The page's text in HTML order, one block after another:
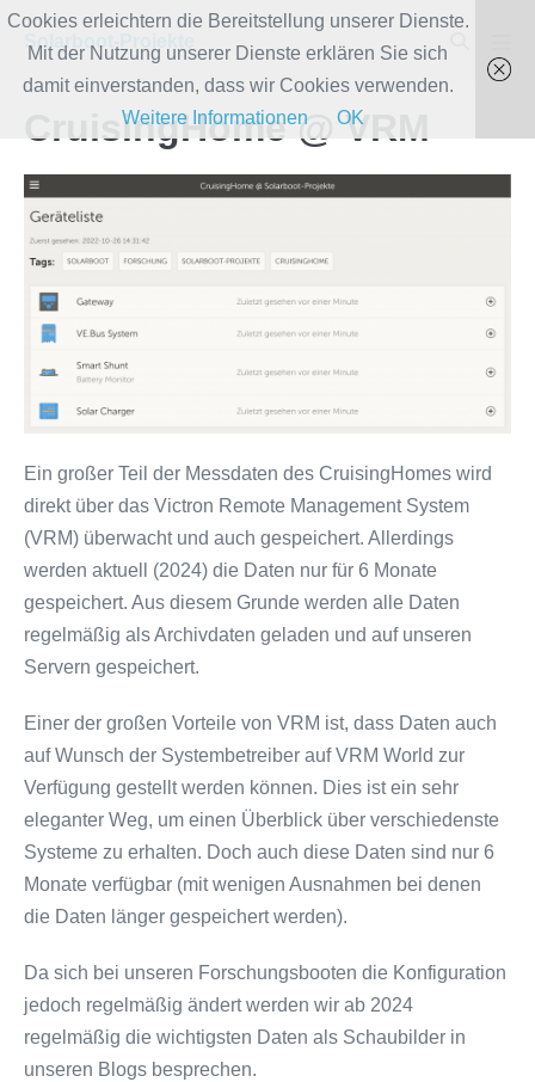
Zum
Inhalt
springen
Solarboot-Projekte
Schalter
CruisingHome @ VRM
Ein großer Teil der Messdaten des CruisingHomes wird
direkt über das Victron Remote Management System
(VRM) überwacht und auch gespeichert. Allerdings
werden aktuell (2024) die Daten nur für 6 Monate
gespeichert. Aus diesem Grunde werden alle Daten
regelmäßig als Archivdaten geladen und auf unseren
Servern gespeichert.
Einer der großen Vorteile von VRM ist, dass Daten auch
auf Wunsch der Systembetreiber auf VRM World zur
Verfügung gestellt werden können. Dies ist ein sehr
eleganter Weg, um einen Überblick über verschiedenste
Systeme zu erhalten. Doch auch diese Daten sind nur 6
Monate verfügbar (mit wenigen Ausnahmen bei denen
die Daten länger gespeichert werden).
Da sich bei unseren Forschungsbooten die Konfiguration
jedoch regelmäßig ändert werden wir ab 2024
regelmäßig die wichtigsten Daten als Schaubilder in
unseren Blogs besprechen.
Cookies erleichtern die Bereitstellung unserer Dienste.
Mit der Nutzung unserer Dienste erklären Sie sich
damit einverstanden, dass wir Cookies verwenden.
Weitere Informationen
OK